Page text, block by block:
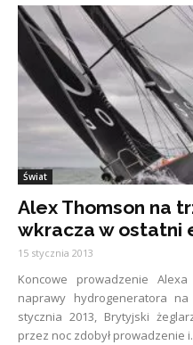
Świat
Alex Thomson na
wkracza w ostatni
15 stycznia 2013
Koncowe prowadzenie
naprawy hydrogeneratora
stycznia 2013, Brytyjski
przez noc zdobył prowadzenie